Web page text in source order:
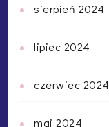
sierpień 2024
lipiec 2024
czerwiec 2024
maj 2024